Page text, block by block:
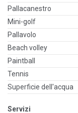
Pallacanestro
Mini-golf
Pallavolo
Beach volley
Paintball
Tennis
Superficie dell'acqua
Servizi